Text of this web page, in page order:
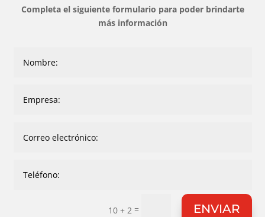
Completa el siguiente formulario para poder brindarte
más información
10 + 2 = ENVIAR